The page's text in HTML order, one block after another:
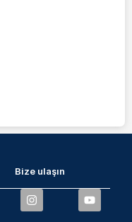
Bize ulaşın